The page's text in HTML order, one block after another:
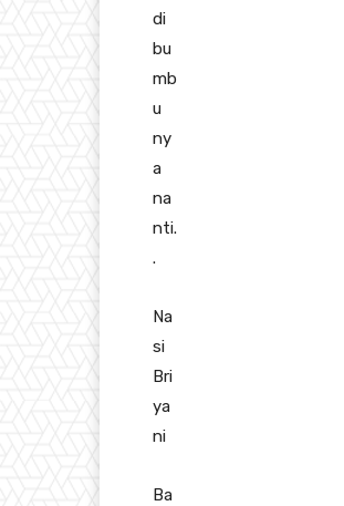
di
bu
mb
u
ny
a
na
nti.
.
Na
si
Bri
ya
ni
Ba